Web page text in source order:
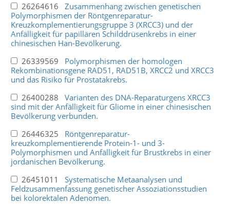
26264616 Zusammenhang zwischen genetischen
Polymorphismen der Röntgenreparatur-
Kreuzkomplementierungsgruppe 3 (XRCC3) und der
Anfälligkeit für papillären Schilddrüsenkrebs in einer
chinesischen Han-Bevölkerung.
26339569 Polymorphismen der homologen
Rekombinationsgene RAD51, RAD51B, XRCC2 und XRCC3
und das Risiko für Prostatakrebs.
26400288 Varianten des DNA-Reparaturgens XRCC3
sind mit der Anfälligkeit für Gliome in einer chinesischen
Bevölkerung verbunden.
26446325 Röntgenreparatur-
kreuzkomplementierende Protein-1- und 3-
Polymorphismen und Anfälligkeit für Brustkrebs in einer
jordanischen Bevölkerung.
26451011 Systematische Metaanalysen und
Feldzusammenfassung genetischer Assoziationsstudien
bei kolorektalen Adenomen.